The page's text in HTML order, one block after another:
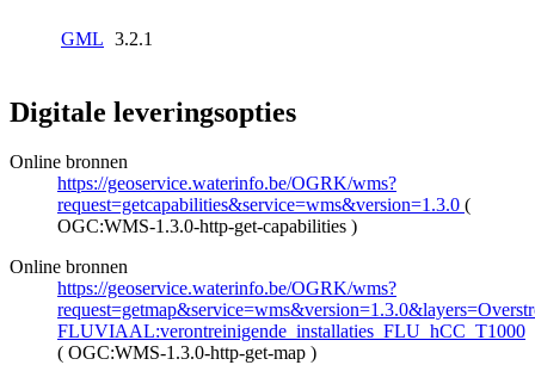
GML 3.2.1
Digitale leveringsopties
Online bronnen
https://geoservice.waterinfo.be/OGRK/wms?
request=getcapabilities&service=wms&version=1.3.0 (
OGC:WMS-1.3.0-http-get-capabilities )
Online bronnen
https://geoservice.waterinfo.be/OGRK/wms?
FLUVIAAL:verontreinigende_installaties_FLU_hCC_T1000
( OGC:WMS-1.3.0-http-get-map )